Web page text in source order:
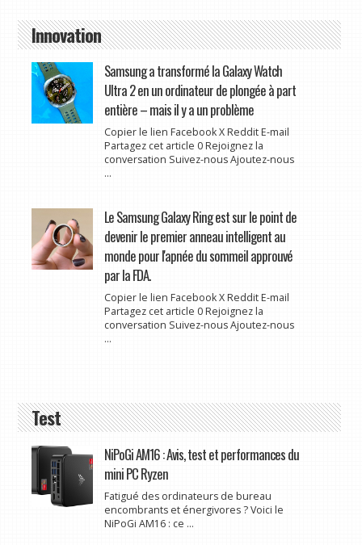
Innovation
Samsung a transformé la Galaxy Watch
Ultra 2 en un ordinateur de plongée à part
entière – mais il y a un problème
Copier le lien Facebook X Reddit E-mail
Partagez cet article 0 Rejoignez la
conversation Suivez-nous Ajoutez-nous
...
Le Samsung Galaxy Ring est sur le point de
devenir le premier anneau intelligent au
monde pour l'apnée du sommeil approuvé
par la FDA.
Copier le lien Facebook X Reddit E-mail
Partagez cet article 0 Rejoignez la
conversation Suivez-nous Ajoutez-nous
...
Test
NiPoGi AM16 : Avis, test et performances du
mini PC Ryzen
Fatigué des ordinateurs de bureau
encombrants et énergivores ? Voici le
NiPoGi AM16 : ce ...